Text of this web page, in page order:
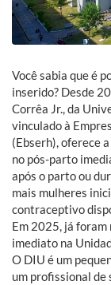
Você sabia que é
inserido? Desde
Corrêa Jr., da
vinculado à
(Ebserh), oferece
no pós-parto
após o parto ou
mais mulheres
contraceptivo
Em 2025, já
imediato na
O DIU é um
um profissional de